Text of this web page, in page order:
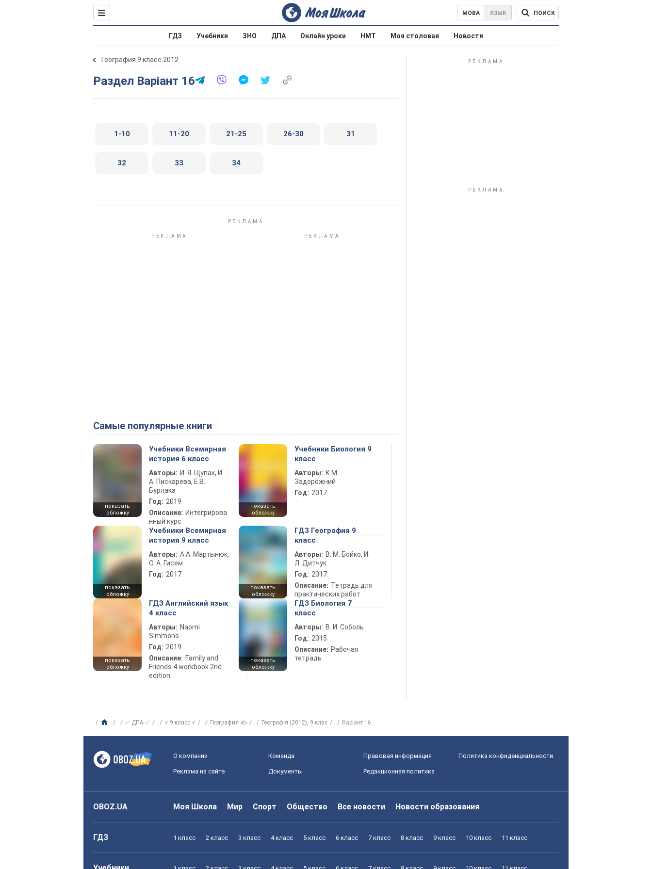
МОВА ЯЗЫК ПОИСК
ГДЗ Учебники ЗНО ДПА Онлайн уроки НМТ Моя столовая Новости
География 9 класс 2012
Раздел Варіант 16
1-10 11-20 21-25 26-30 31
32 33 34
Самые популярные книги
показать
обложку
Учебники Всемирная
история 6 класс
Авторы: И. Я. Щупак, И.
А. Пискарева, Е.В.
Бурлака
Год: 2019
Описание: Интегрирова
нный курс
показать
обложку
Учебники Биология 9
класс
Авторы: К.М.
Задорожний
Год: 2017
показать
обложку
Учебники Всемирная
история 9 класс
Авторы: А.А. Мартынюк,
О. А. Гисем
Год: 2017
показать
обложку
ГДЗ География 9
класс
Авторы: В. М. Бойко, И.
Л. Дитчук
Год: 2017
Описание: Тетрадь для
практических работ
показать
обложку
ГДЗ Английский язык
4 класс
Авторы: Naomi
Simmons
Год: 2019
Описание: Family and
Friends 4 workbook 2nd
edition
показать
обложку
ГДЗ Биология 7
класс
Авторы: В. И. Соболь
Год: 2015
Описание: Рабочая
тетрадь
✅ ДПА ✅ ⚡ 9 класс ⚡ География ✍ Географія (2012), 9 клас Варіант 16
О компании Команда Правовая информация Политика конфиденциальности
Реклама на сайте Документы Редакционная политика
OBOZ.UA Моя Школа Мир Спорт Общество Все новости Новости образования
ГДЗ 1 класс 2 класс 3 класс 4 класс 5 класс 6 класс 7 класс 8 класс 9 класс 10 класс 11 класс